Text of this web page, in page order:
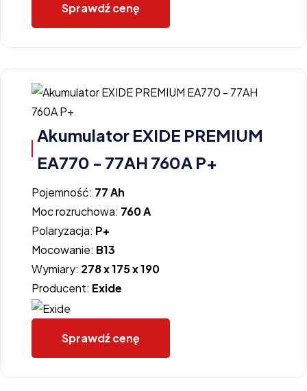
Sprawdź cenę
Akumulator EXIDE PREMIUM
EA770 - 77AH 760A P+
Pojemność: 77 Ah
Moc rozruchowa: 760 A
Polaryzacja: P+
Mocowanie: B13
Wymiary: 278 x 175 x 190
Producent: Exide
Sprawdź cenę